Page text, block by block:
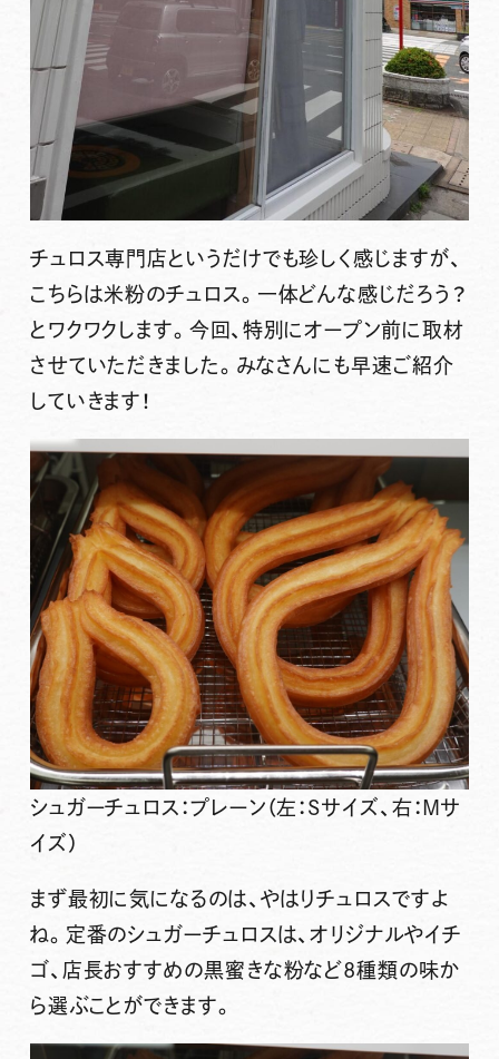
チュロス専門店というだけでも珍しく感じますが、
こちらは米粉のチュロス。一体どんな感じだろう？
とワクワクします。今回、特別にオープン前に取材
させていただきました。みなさんにも早速ご紹介
していきます！
シュガーチュロス：プレーン（左：Sサイズ、右：Mサ
イズ）
まず最初に気になるのは、やはりチュロスですよ
ね。定番のシュガーチュロスは、オリジナルやイチ
ゴ、店長おすすめの黒蜜きな粉など8種類の味か
ら選ぶことができます。